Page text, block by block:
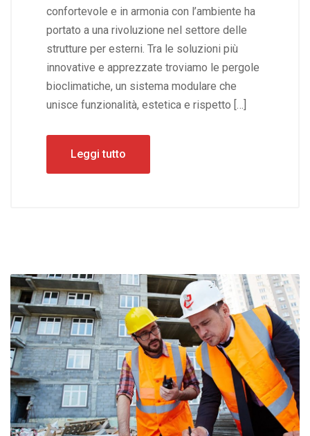
confortevole e in armonia con l’ambiente ha
portato a una rivoluzione nel settore delle
strutture per esterni. Tra le soluzioni più
innovative e apprezzate troviamo le pergole
bioclimatiche, un sistema modulare che
unisce funzionalità, estetica e rispetto […]
Leggi tutto